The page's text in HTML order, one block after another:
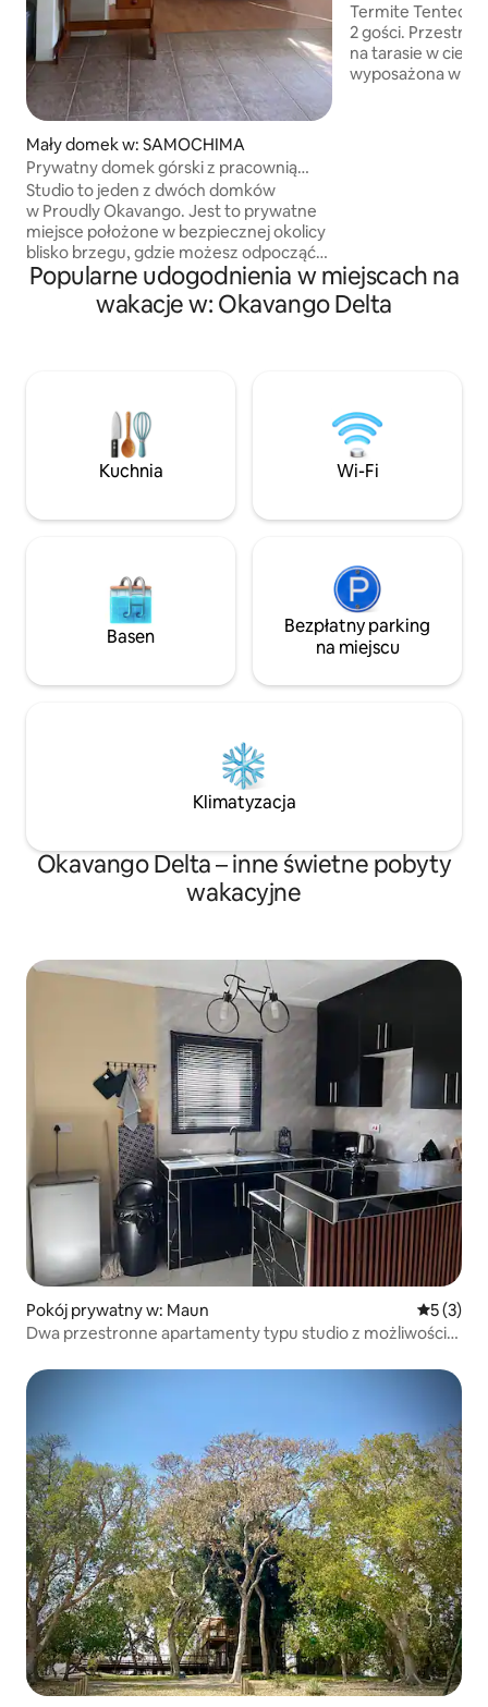
Mały domek w: SAMOCHIMA
Prywatny domek górski z pracownią
i widokiem na lagunę.
Studio to jeden z dwóch domków
w Proudly Okavango. Jest to prywatne
miejsce położone w bezpiecznej okolicy
blisko brzegu, gdzie możesz odpocząć
w wolnym czasie na prywatnym tarasie.
Do dyspozycji masz aneks kuchenny,
kuchenkę mikrofalową, lodówkę
Spaceruj w bezpiecznym otoczeniu,
pływaj lub wybierz się na rejs
o zachodzie słońca we własnym tempie.
Zrelaksuj się w tym wyjątkowym i
Termite Tented 5
2 gości.
na tarasie w cieniu. Łazienka jest
wyposażona w
z Termite Tented
Termite Tented 4
Popularne udogodnienia w miejscach na
wakacje w: Okavango Delta
Kuchnia Wi-Fi
Basen
Bezpłatny parking
na miejscu
Klimatyzacja
Okavango Delta – inne świetne pobyty
wakacyjne
Pokój prywatny w: Maun Średnia
5 (3)
Dwa przestronne apartamenty typu studio z możliwością